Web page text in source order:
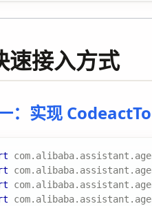
速接入方式
：实现
com. alibaba. assistant .
com. alibaba. assistant .
com. alibaba. assistant .
com. alibaba. assistant .